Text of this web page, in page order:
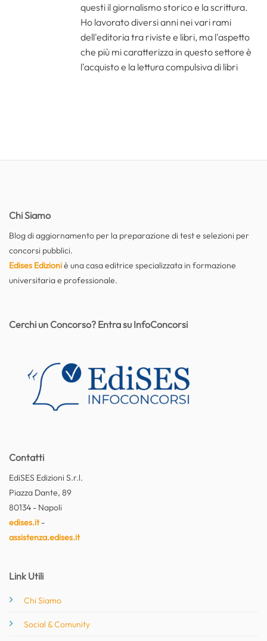
questi il giornalismo storico e la scrittura.
Ho lavorato diversi anni nei vari rami
dell'editoria tra riviste e libri, ma l'aspetto
che più mi caratterizza in questo settore è
l'acquisto e la lettura compulsiva di libri
Chi Siamo
Blog di aggiornamento per la preparazione di test e selezioni per
concorsi pubblici.
Edises Edizioniè una casa editrice specializzata in formazione
universitaria e professionale.
Contatti
EdiSES Edizioni S.r.l.
Piazza Dante, 89
80134 - Napoli
edises.it-
assistenza.edises.it
Link Utili
Chi Siamo
Social & Comunity
Cerchi un Concorso? Entra su InfoConcorsi